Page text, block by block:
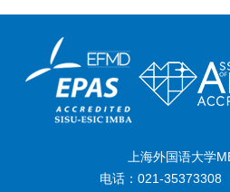
上海外国语大学
电话：021-35373308